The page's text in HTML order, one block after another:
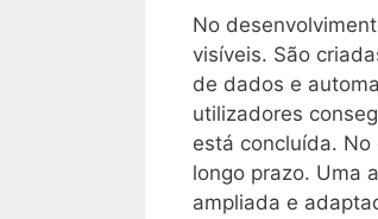
No
visíveis. São
de dados e
utilizadores
está concluída.
longo prazo. Uma
ampliada e